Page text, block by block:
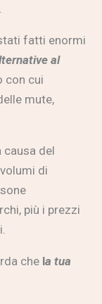
fatti enormi
al
con cui
mute,
causa del
di
più i prezzi
che la tua